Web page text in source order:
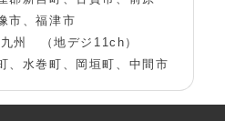
市、福津市
州 （地デジ11ch）
、水巻町、岡垣町、中間市